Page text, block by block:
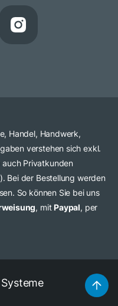
Handel, Handwerk,
verstehen sich exkl.
auch Privatkunden
Bei der Bestellung werden
So können Sie bei uns
, mit Paypal, per